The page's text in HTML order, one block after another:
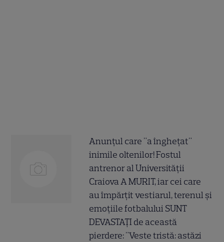
Anunțul care "a înghețat"
inimile oltenilor! Fostul
antrenor al Universității
Craiova A MURIT, iar cei care
au împărțit vestiarul, terenul și
emoțiile fotbalului SUNT
DEVASTAȚI de această
pierdere: "Veste tristă: astăzi